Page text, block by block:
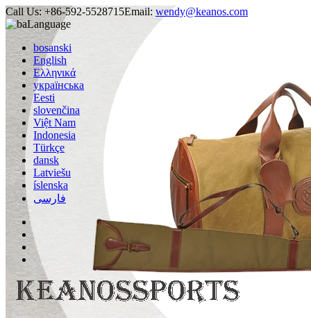
Call Us: +86-592-5528715Email: wendy@keanos.com
Language
bosanski
English
Ελληνικά
українська
Eesti
slovenčina
Việt Nam
Indonesia
Türkçe
dansk
Latviešu
íslenska
فارسی